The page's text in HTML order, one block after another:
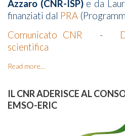
Azzaro (CNR-ISP)e da
finanziati dal PRA
Comunicato CNR
-
scientifica
Read more...
IL CNR ADERISCE AL
EMSO-ERIC